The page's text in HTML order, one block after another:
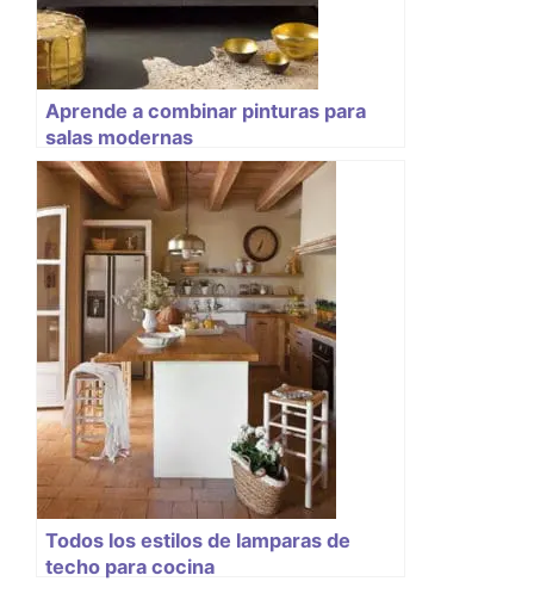
Aprende a combinar pinturas para
salas modernas
Todos los estilos de lamparas de
techo para cocina